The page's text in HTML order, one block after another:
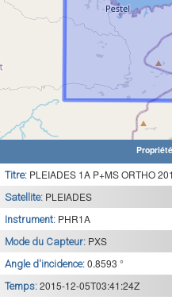
Titre: PLEIADES 1A P+MS ORTHO
Satellite: PLEIADES
Instrument: PHR1A
Mode du Capteur: PXS
Angle d'incidence: 0.8593 °
Temps: 2015-12-05T03:41:24Z